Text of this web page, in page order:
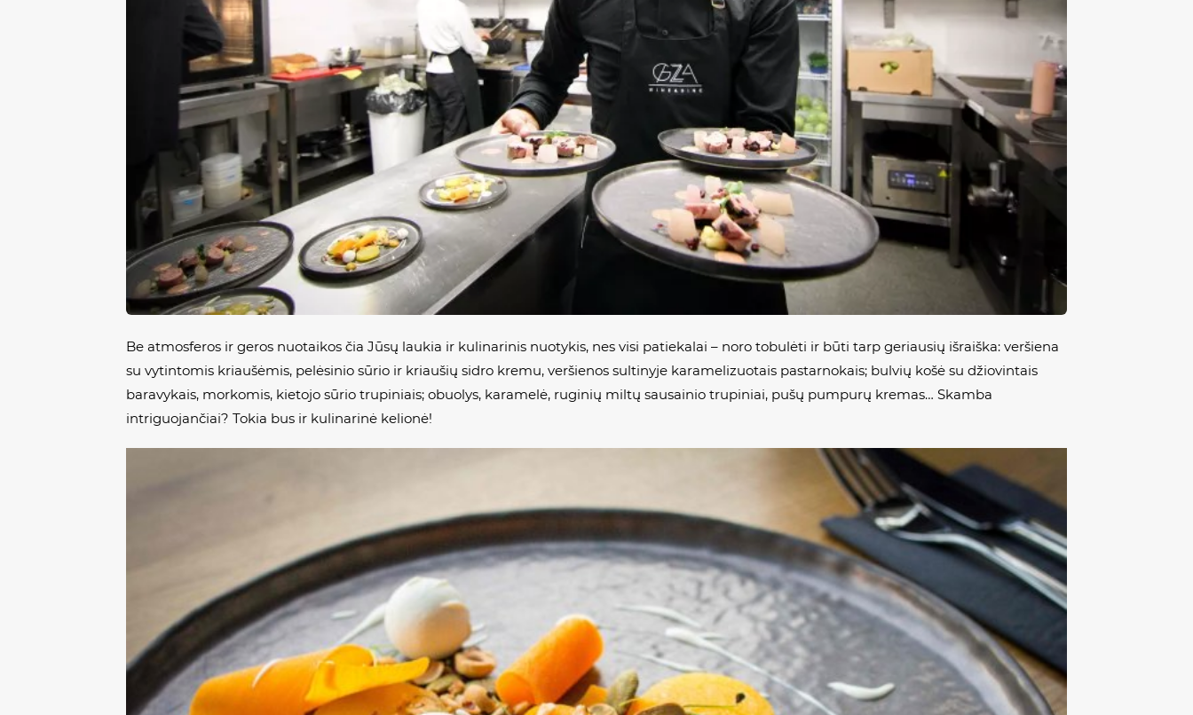
Be atmosferos ir geros nuotaikos čia Jūsų laukia ir kulinarinis nuotykis, nes visi patiekalai – noro tobulėti ir būti tarp geriausių išraiška: veršiena
su vytintomis kriaušėmis, pelėsinio sūrio ir kriaušių sidro kremu, veršienos sultinyje karamelizuotais pastarnokais; bulvių košė su džiovintais
baravykais, morkomis, kietojo sūrio trupiniais; obuolys, karamelė, ruginių miltų sausainio trupiniai, pušų pumpurų kremas… Skamba
intriguojančiai? Tokia bus ir kulinarinė kelionė!